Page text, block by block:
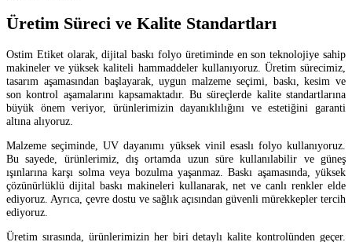
Üretim Süreci ve Kalite Standartları
Ostim Etiket olarak, dijital baskı folyo üretiminde en son teknolojiye sahip
makineler ve yüksek kaliteli hammaddeler kullanıyoruz. Üretim sürecimiz,
tasarım aşamasından başlayarak, uygun malzeme seçimi, baskı, kesim ve
son kontrol aşamalarını kapsamaktadır. Bu süreçlerde kalite standartlarına
büyük önem veriyor, ürünlerimizin dayanıklılığını ve estetiğini garanti
altına alıyoruz.
Malzeme seçiminde, UV dayanımı yüksek vinil esaslı folyo kullanıyoruz.
Bu sayede, ürünlerimiz, dış ortamda uzun süre kullanılabilir ve güneş
ışınlarına karşı solma veya bozulma yaşanmaz. Baskı aşamasında, yüksek
çözünürlüklü dijital baskı makineleri kullanarak, net ve canlı renkler elde
ediyoruz. Ayrıca, çevre dostu ve sağlık açısından güvenli mürekkepler tercih
ediyoruz.
Üretim sırasında, ürünlerimizin her biri detaylı kalite kontrolünden geçer.